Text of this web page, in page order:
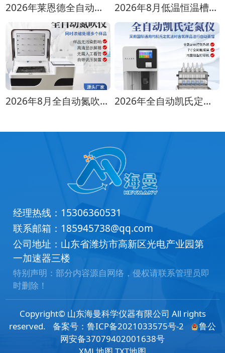
2026年莱恩德全自动蒸馏仪全型号对比选购指南 2026年8月低温恒温槽选购攻略 全生命周期成本对比
2026年8月全自动氮吹仪选购指南：各行业适配方案推荐 2026年全自动凯氏定氮仪选购指南 实验室选型全攻略
经理热线： 15306360531
联系邮箱： 185945738@qq.com
公司地址：山东省潍坊市高新区光电产业园第
一加速器三楼
特别声明：部分内容源自网络，侵权请联系管理员即
时删除！
Copyright© 山东海曼科学仪器有限公司 All rights
reserved.
备案号：鲁ICP备2021033575号-2
鲁公
网安备37079402001638号